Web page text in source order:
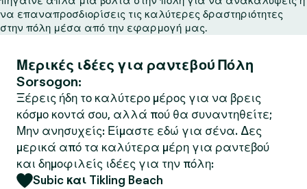
να επαναπροσδιορίσεις τις καλύτερες δραστηριότητες
στην πόλη μέσα από την εφαρμογή μας.
Μερικές ιδέες για ραντεβού Πόλη
Sorsogon:
Ξέρεις ήδη το καλύτερο μέρος για να βρεις
κόσμο κοντά σου, αλλά πού θα συναντηθείτε;
Μην ανησυχείς: Είμαστε εδώ για σένα. Δες
μερικά από τα καλύτερα μέρη για ραντεβού
και δημοφιλείς ιδέες για την πόλη:
Subic και Tikling Beach